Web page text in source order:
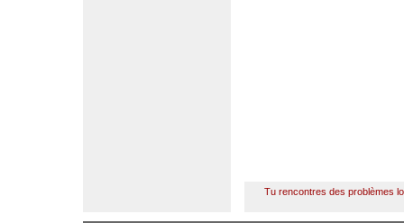
Tu rencontres des problèmes